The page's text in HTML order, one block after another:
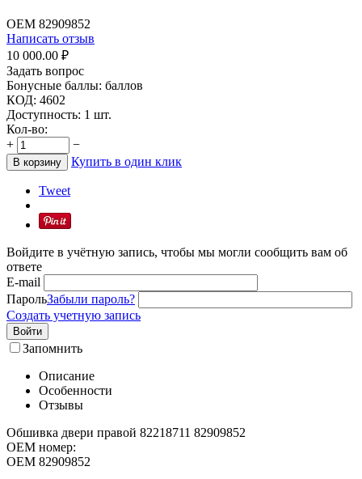
OEM 82909852
Написать отзыв
10 000.00 ₽
Задать вопрос
Бонусные баллы: баллов
КОД: 4602
Доступность: 1 шт.
Кол-во:
+
−
В корзину Купить в один клик
Tweet
Войдите в учётную запись, чтобы мы могли сообщить вам об
ответе
E-mail
ПарольЗабыли пароль?
Создать учетную запись
Войти
Запомнить
Описание
Особенности
Отзывы
Обшивка двери правой 82218711 82909852
OEM номер:
OEM 82909852